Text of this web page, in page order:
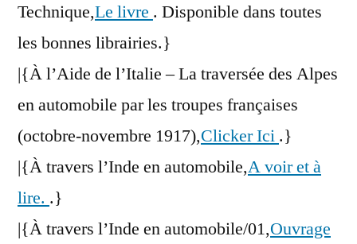
Technique,Le livre . Disponible dans toutes
les bonnes librairies.}
|{À l’Aide de l’Italie – La traversée des Alpes
en automobile par les troupes françaises
(octobre-novembre 1917),Clicker Ici .}
|{À travers l’Inde en automobile,A voir et à
lire. .}
|{À travers l’Inde en automobile/01,Ouvrage